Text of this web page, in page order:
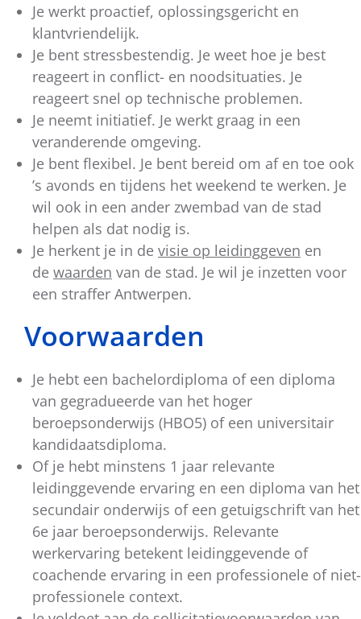
Je werkt proactief, oplossingsgericht en
klantvriendelijk.
Je bent stressbestendig. Je weet hoe je best
reageert in conflict- en noodsituaties. Je
reageert snel op technische problemen.
Je neemt initiatief. Je werkt graag in een
veranderende omgeving.
Je bent flexibel. Je bent bereid om af en toe ook
’s avonds en tijdens het weekend te werken. Je
wil ook in een ander zwembad van de stad
helpen als dat nodig is.
Je herkent je in de visie op leidinggeven en
de waarden van de stad. Je wil je inzetten voor
een straffer Antwerpen.
Voorwaarden
Je hebt een bachelordiploma of een diploma
van gegradueerde van het hoger
beroepsonderwijs (HBO5) of een universitair
kandidaatsdiploma.
Of je hebt minstens 1 jaar relevante
leidinggevende ervaring en een diploma van het
secundair onderwijs of een getuigschrift van het
6e jaar beroepsonderwijs. Relevante
werkervaring betekent leidinggevende of
coachende ervaring in een professionele of niet-
professionele context.